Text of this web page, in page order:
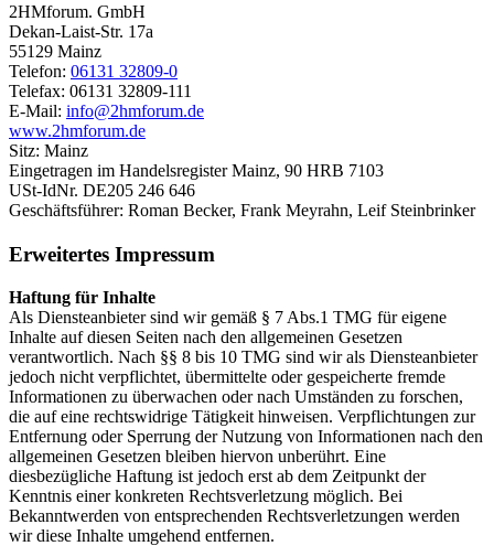
2HMforum. GmbH
Dekan-Laist-Str. 17a
55129 Mainz
Telefon: 06131 32809-0
Telefax: 06131 32809-111
E-Mail: info@2hmforum.de
www.2hmforum.de
Sitz: Mainz
Eingetragen im Handelsregister Mainz, 90 HRB 7103
USt-IdNr. DE205 246 646
Geschäftsführer: Roman Becker, Frank Meyrahn, Leif Steinbrinker
Erweitertes Impressum
Haftung für Inhalte
Als Diensteanbieter sind wir gemäß § 7 Abs.1 TMG für eigene
Inhalte auf diesen Seiten nach den allgemeinen Gesetzen
verantwortlich. Nach §§ 8 bis 10 TMG sind wir als Diensteanbieter
jedoch nicht verpflichtet, übermittelte oder gespeicherte fremde
Informationen zu überwachen oder nach Umständen zu forschen,
die auf eine rechtswidrige Tätigkeit hinweisen. Verpflichtungen zur
Entfernung oder Sperrung der Nutzung von Informationen nach den
allgemeinen Gesetzen bleiben hiervon unberührt. Eine
diesbezügliche Haftung ist jedoch erst ab dem Zeitpunkt der
Kenntnis einer konkreten Rechtsverletzung möglich. Bei
Bekanntwerden von entsprechenden Rechtsverletzungen werden
wir diese Inhalte umgehend entfernen.